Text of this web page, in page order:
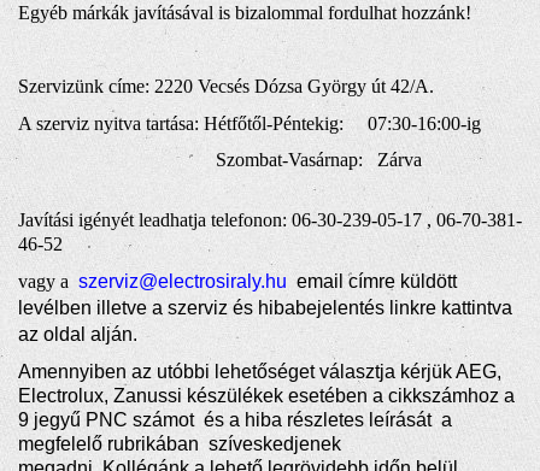
Egyéb márkák javításával is bizalommal fordulhat hozzánk!
Szervizünk címe: 2220 Vecsés Dózsa György út 42/A.
A szerviz nyitva tartása: Hétfőtől-Péntekig: 07:30-16:00-ig
Szombat-Vasárnap: Zárva
Javítási igényét leadhatja telefonon: 06-30-239-05-17 , 06-70-381-
46-52
vagy a szerviz@electrosiraly.hu email címre küldött
levélben illetve a szerviz és hibabejelentés linkre kattintva
az oldal alján.
Amennyiben az utóbbi lehetőséget választja kérjük AEG,
Electrolux, Zanussi készülékek esetében a cikkszámhoz a
9 jegyű PNC számot és a hiba részletes leírását a
megfelelő rubrikában szíveskedjenek